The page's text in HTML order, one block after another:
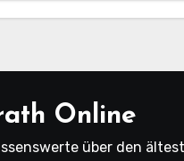
Online
über den